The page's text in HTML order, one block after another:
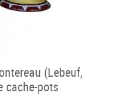
(Lebeuf,
cache-pots